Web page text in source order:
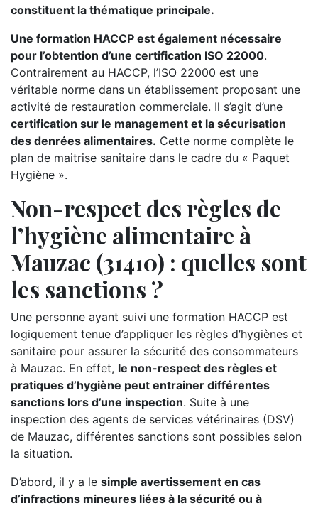
constituent la thématique principale.
Une formation HACCP est également nécessaire
pour l’obtention d’une certification ISO 22000.
Contrairement au HACCP, l’ISO 22000 est une
véritable norme dans un établissement proposant une
activité de restauration commerciale. Il s’agit d’une
certification sur le management et la sécurisation
des denrées alimentaires. Cette norme complète le
plan de maitrise sanitaire dans le cadre du « Paquet
Hygiène ».
Non-respect des règles de
l’hygiène alimentaire à
Mauzac (31410) : quelles sont
les sanctions ?
Une personne ayant suivi une formation HACCP est
logiquement tenue d’appliquer les règles d’hygiènes et
sanitaire pour assurer la sécurité des consommateurs
à Mauzac. En effet, le non-respect des règles et
pratiques d’hygiène peut entrainer différentes
sanctions lors d’une inspection. Suite à une
inspection des agents de services vétérinaires (DSV)
de Mauzac, différentes sanctions sont possibles selon
la situation.
D’abord, il y a le simple avertissement en cas
d’infractions mineures liées à la sécurité ou à